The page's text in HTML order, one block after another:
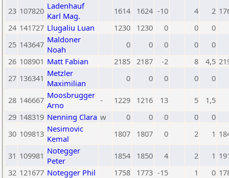
23 107820 Ladenhauf
Karl Mag.
1614 1624 -10 4 2
24 141727 Llugaliu Luan 1230 1230 0 0
0
25 143647 Maldoner
Noah
0 0 0 0
0
26 108901 Matt Fabian 2185 2187 -2 8 4,5
27 136341 Metzler
Maximilian
0 0 0 0 0
28 146667 Moosbrugger
Arno
- 1229 1216 13 5
1,5
29 148319 Nenning Clara w 0 0 0 0
0
30 109813 Nesimovic
Kemal
1807 1807 0 2 1
31 109981 Notegger
Peter
1854 1850 4 2 1
32 121677 Notegger Phil 1758 1773 -15 1 0